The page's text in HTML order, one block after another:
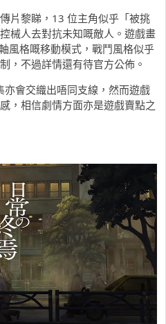
片黎睇，13 位主角似乎「被挑
械人去對抗未知嘅敵人。遊戲畫
風格嘅移動模式，戰鬥風格似乎
，不過詳情還有待官方公佈。
會交織出唔同支線，然而遊戲
，相信劇情方面亦是遊戲賣點之